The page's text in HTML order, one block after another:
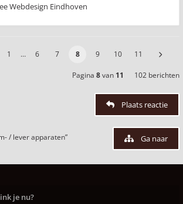
Webdesign Eindhoven
1 … 6 7 8 9 10 11
Pagina 8van 11 102 berichten
Plaats reactie
/ lever apparaten” Ga naar
je nu?